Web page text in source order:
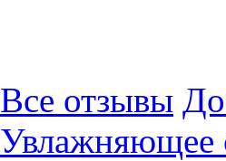
Все отзывы
Увлажняющее